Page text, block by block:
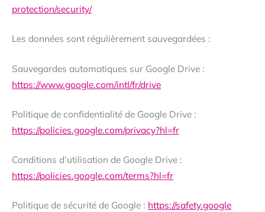
protection/security/
Les données sont régulièrement sauvegardées :
Sauvegardes automatiques sur Google Drive :
https://www.google.com/intl/fr/drive
Politique de confidentialité de Google Drive :
https://policies.google.com/privacy?hl=fr
Conditions d’utilisation de Google Drive :
https://policies.google.com/terms?hl=fr
Politique de sécurité de Google : https://safety.google